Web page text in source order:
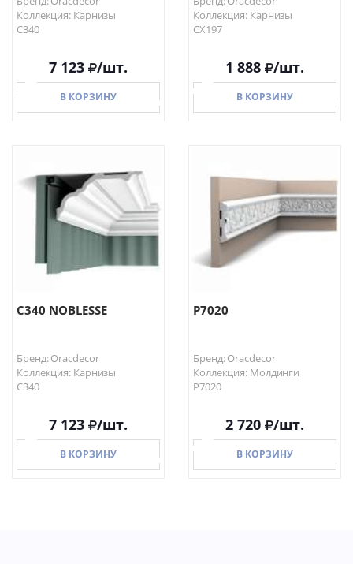
Коллекция: Карнизы
C340
7 123 /шт.
В КОРЗИНУ
В КОРЗИНУ
Коллекция: Карнизы
CX197
1 888 /шт.
В КОРЗИНУ
В КОРЗИНУ
C340 NOBLESSE
Бренд: Oracdecor
Коллекция: Карнизы
C340
7 123 /шт.
В КОРЗИНУ
P7020
Бренд: Oracdecor
Коллекция: Молдинги
P7020
2 720 /шт.
В КОРЗИНУ